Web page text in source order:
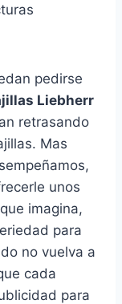
pedirse
Liebherr
retrasando
Mas
unos
imagina,
para
no vuelva a
cada
para